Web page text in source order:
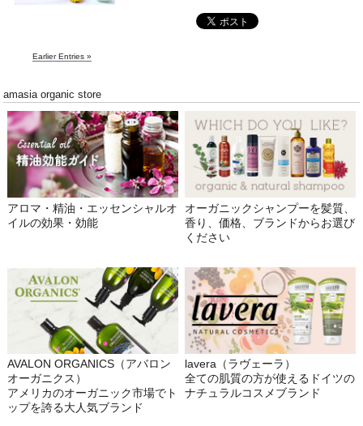
Earlier Entries »
amasia organic store
アロマ・精油・エッセンシャルオ
イルの効果・効能
オーガニックシャンプーを髪質、
香り、価格、ブランドからお選び
ください
AVALON ORGANICS（アバロン
オーガニクス）
アメリカのオーガニック市場でト
ップを誇る大人気ブランド
lavera（ラヴェーラ）
全ての肌質の方が使えるドイツの
ナチュラルコスメブランド